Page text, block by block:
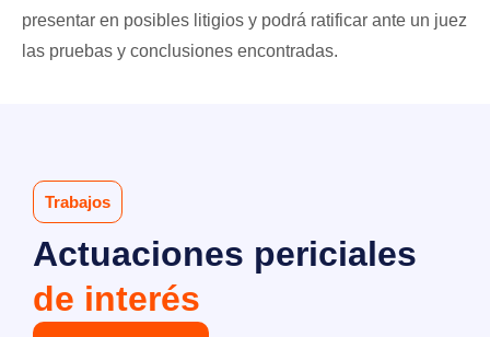
presentar en posibles litigios y podrá ratificar ante un juez
las pruebas y conclusiones encontradas.
Trabajos
Actuaciones periciales
de interés